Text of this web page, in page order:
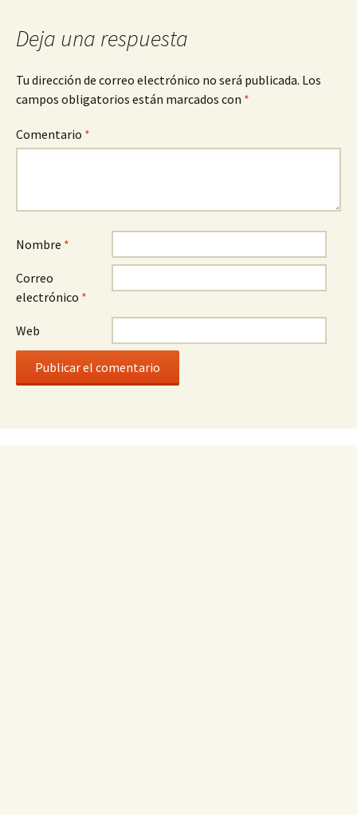
Deja una respuesta
Tu dirección de correo electrónico no será publicada. Los
campos obligatorios están marcados con *
Comentario *
Nombre *
Correo
electrónico *
Web